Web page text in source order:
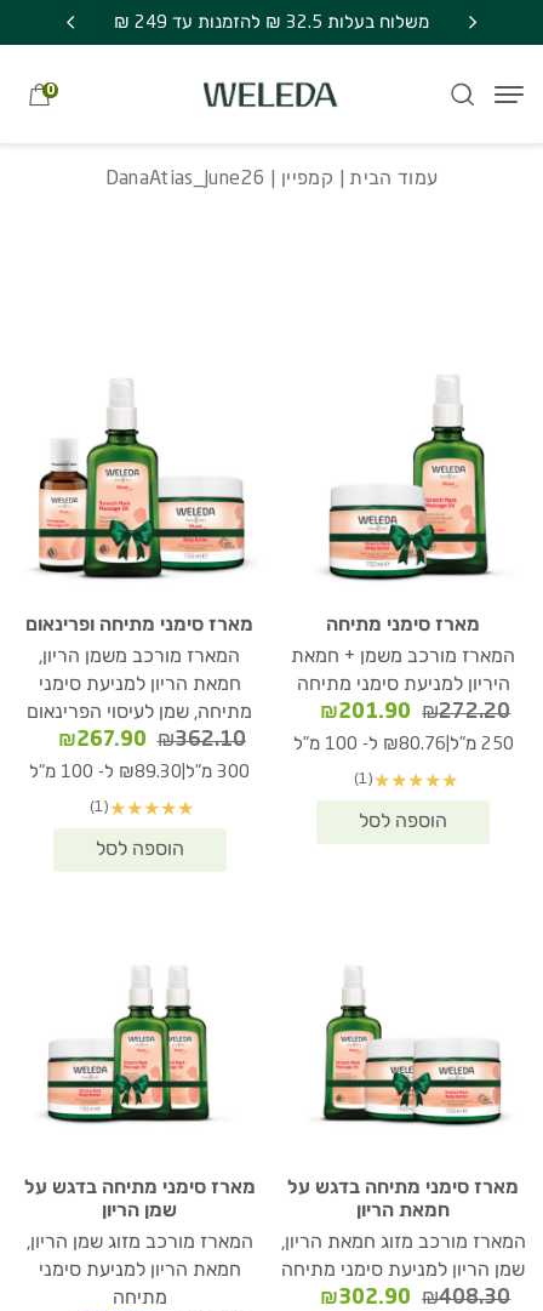
Skip to Content
משלוח בעלות 32.5 ₪ להזמנות עד 249 ₪
0
עמוד הבית קמפיין
DanaAtias_June26
מארז סימני מתיחה
המארז מורכב משמן + חמאת
היריון למניעת סימני מתיחה
₪272.20
המחיר
המקורי
₪272.20.
₪201.90
המחיר
הנוכחי
250 מ"ל ₪80.76 ל- 100 מ"ל
★
★
★
★
★
(1)
מארז סימני מתיחה ופרינאום
המארז מורכב משמן הריון,
חמאת הריון למניעת סימני
מתיחה, שמן לעיסוי הפרינאום
₪362.10
המחיר
המקורי
₪362.10.
₪267.90
הנוכחי
300 מ"ל ₪89.30 ל- 100 מ"ל
★
★
★
★
★
(1)
מארז סימני מתיחה בדגש על
חמאת הריון
המארז מורכב מזוג חמאת הריון,
שמן הריון למניעת סימני מתיחה
₪408.30
המחיר
₪302.90
המחיר
מארז סימני מתיחה בדגש על
שמן הריון
המארז מורכב מזוג שמן הריון,
חמאת הריון למניעת סימני
מתיחה
בחזרה למעלה